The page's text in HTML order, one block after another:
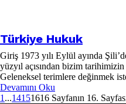
Türkiye Hukuk
Giriş 1973 yılı Eylül ayında
yüzyıl açısından bizim
Geleneksel terimlere değinmek
Devamını Oku
1 ...14151616 Sayfanın 16.